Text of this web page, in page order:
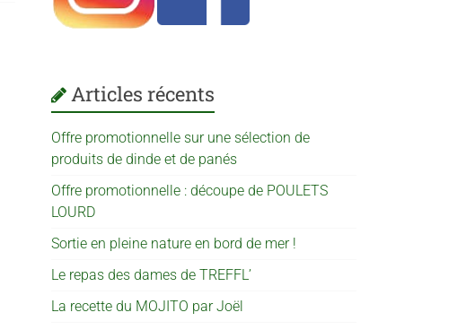
Articles récents
Offre promotionnelle sur une sélection de
produits de dinde et de panés
Offre promotionnelle : découpe de POULETS
LOURD
Sortie en pleine nature en bord de mer !
Le repas des dames de TREFFL’
La recette du MOJITO par Joël